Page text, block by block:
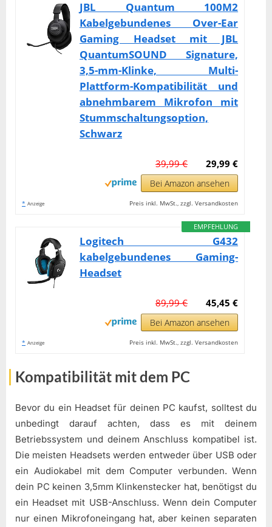
JBL Quantum 100M2
Kabelgebundenes Over-Ear
Gaming Headset mit JBL
QuantumSOUND Signature,
3,5-mm-Klinke, Multi-
Plattform-Kompatibilität und
abnehmbarem Mikrofon mit
Stummschaltungsoption,
Schwarz
29,99 €
39,99 €
Bei Amazon ansehen
* Anzeige Preis inkl. MwSt., zzgl. Versandkosten
EMPFEHLUNG
Logitech G432
kabelgebundenes Gaming-
Headset
45,45 €
89,99 €
Bei Amazon ansehen
* Anzeige Preis inkl. MwSt., zzgl. Versandkosten
Kompatibilität mit dem PC
Bevor du ein Headset für deinen PC kaufst, solltest du
unbedingt darauf achten, dass es mit deinem
Betriebssystem und deinem Anschluss kompatibel ist.
Die meisten Headsets werden entweder über USB oder
ein Audiokabel mit dem Computer verbunden. Wenn
dein PC keinen 3,5mm Klinkenstecker hat, benötigst du
ein Headset mit USB-Anschluss. Wenn dein Computer
nur einen Mikrofoneingang hat, aber keinen separaten